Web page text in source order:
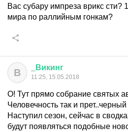
Вас субару импреза врикс сти?
мира по раллийным гонкам?
В Викинг
11:25, 15.05.2018
О! Тут прямо собрание святых
Человечность так и
Наступил сезон, сейчас в
будут появляться подобные